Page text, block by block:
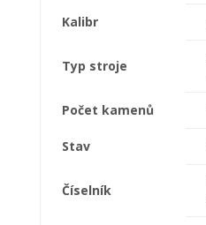
Kalibr
Typ stroje
Počet kamenů
Stav
Číselník